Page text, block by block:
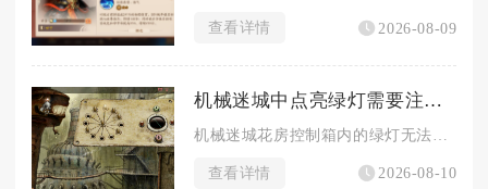
查看详情 2026-08-09
机械迷城中点亮绿灯需要注意什么
查看详情 2026-08-10